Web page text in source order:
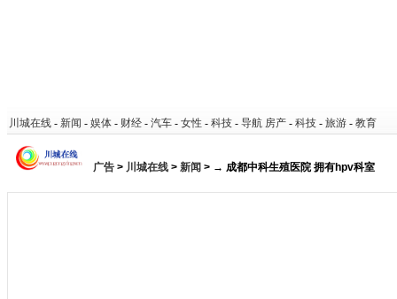
川城在线 - 新闻 - 娱体 - 财经 - 汽车 - 女性 - 科技 - 导航 房产 - 科技 - 旅游 - 教育
广告 > 川城在线 > 新闻 > → 成都中科生殖医院 拥有hpv科室